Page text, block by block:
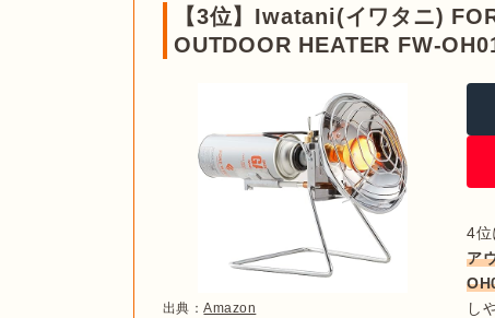
【3位】Iwatani(イワタニ)
OUTDOOR HEATER FW-
出典：Amazon
4位
ア
し